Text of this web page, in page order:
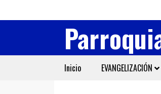
Inicio EVANGELIZACIÓN